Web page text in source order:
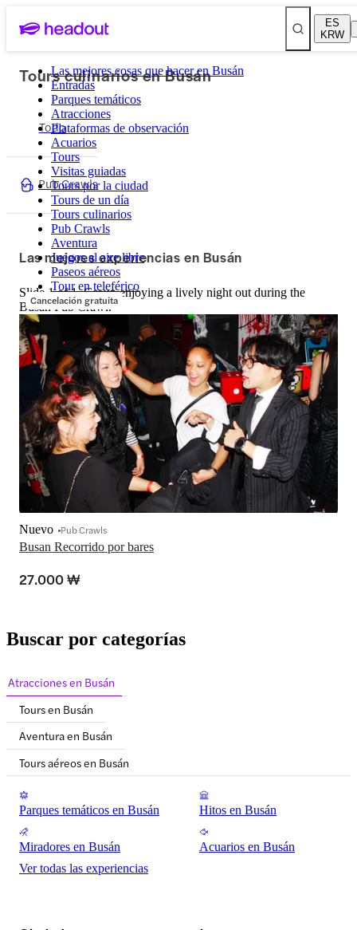
ES
KRW
Las mejores cosas que hacer en Busán
Entradas
Parques temáticos
Atracciones
Plataformas de observación
Acuarios
Tours
Visitas guiadas
Tours por la ciudad
Tours de un día
Tours culinarios
Pub Crawls
Aventura
Juegos al aire libre
Paseos aéreos
Tour en teleférico
Tours culinarios en Busán
Todo
Pub Crawls
Las mejores experiencias en Busán
Cancelación gratuita
Slide 1 of 1, Group enjoying a lively night out during the
Busan Pub Crawl.
Busan Recorrido por bares
Nuevo Pub Crawls
27.000 ₩
Buscar por categorías
Atracciones en Busán
Tours en Busán
Aventura en Busán
Tours aéreos en Busán
Parques temáticos en Busán Hitos en Busán
Miradores en Busán
Acuarios en Busán
Ver todas las experiencias